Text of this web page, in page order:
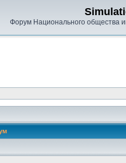
Форум Национального общества